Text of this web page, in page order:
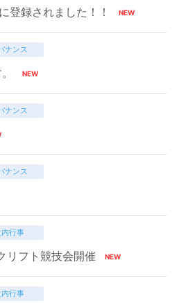
登録されました！！
ナンス
ナンス
ナンス
行事
フト競技会開催
行事